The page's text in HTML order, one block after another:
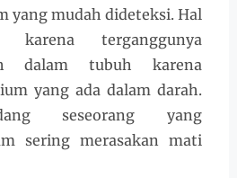
yang mudah dideteksi. Hal
karena terganggunya
dalam tubuh karena
yang ada dalam darah.
seseorang yang
sering merasakan mati